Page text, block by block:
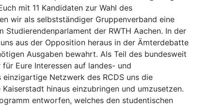
mit 11 Kandidaten zur Wahl des
wir als selbstständiger Gruppenverband eine
der RWTH Aachen. In der
aus der Opposition heraus in der Ämterdebatte
Ausgaben bewahrt. Als Teil des bundesweit
Eure Interessen auf landes- und
Netzwerk des RCDS uns die
hinaus einzubringen und umzusetzen.
entworfen, welches den studentischen